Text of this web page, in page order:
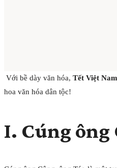
Với bề dày văn hóa, Tết Việt Nam
hoa văn hóa dân tộc!
I. Cúng ông